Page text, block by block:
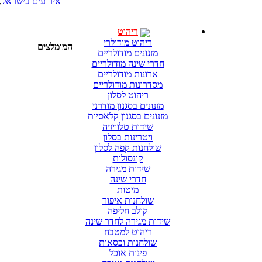
ריהוט
ריהוט מודולרי
מזנונים מודולריים
חדרי שינה מודולריים
ארונות מודולריים
מסדרונות מודולריים
ריהוט לסלון
מזנונים בסגנון מודרני
מזנונים בסגנון קלאסיות
שידות טלוויזיה
ויטרינות בסלון
שולחנות קפה לסלון
קונסולות
שידות מגירה
חדרי שינה
מיטות
שולחנות איפור
קולב חליפה
שידות מגירה לחדר שינה
ריהוט למטבח
שולחנות וכסאות
פינות אוכל
המומלצים